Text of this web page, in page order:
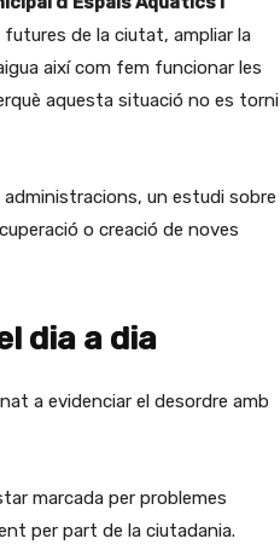
de la ciutat, ampliar la
així com fem funcionar les
aquesta situació no es torni
un estudi sobre
o creació de noves
dia a dia
a evidenciar el desordre amb
marcada per problemes
per part de la ciutadania.